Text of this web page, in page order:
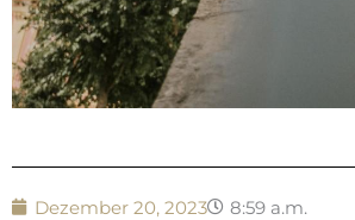
Dezember 20, 2023 8:59 a.m.